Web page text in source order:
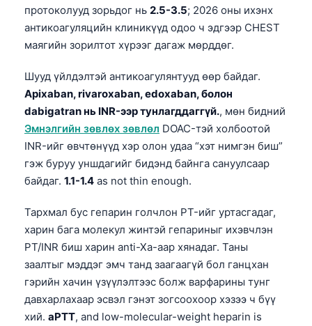
протоколууд зорьдог нь 2.5-3.5; 2026 оны ихэнх
антикоагуляцийн клиникүүд одоо ч эдгээр CHEST
маягийн зорилтот хүрээг дагаж мөрддөг.
Шууд үйлдэлтэй антикоагулянтууд өөр байдаг.
Apixaban, rivaroxaban, edoxaban, болон
dabigatran нь INR-ээр тунлагддаггүй., мөн бидний
Эмнэлгийн зөвлөх зөвлөл DOAC-тэй холбоотой
INR-ийг өвчтөнүүд хэр олон удаа “хэт нимгэн биш”
гэж буруу уншдагийг бидэнд байнга сануулсаар
байдаг. 1.1-1.4 as not thin enough.
Тархмал бус гепарин голчлон PT-ийг уртасгадаг,
харин бага молекул жинтэй гепариныг ихэвчлэн
PT/INR биш харин anti-Xa-аар хянадаг. Таны
заалтыг мэддэг эмч танд заагаагүй бол ганцхан
гэрийн хачин үзүүлэлтээс болж варфарины тунг
давхарлахаар эсвэл гэнэт зогсоохоор хэзээ ч бүү
хий. aPTT, and low-molecular-weight heparin is
ພາສາລາວ
Basa Jawa
Cebuano
ئۇيغۇرچە
Кыргызча
Беларуская мова
Esperanto
Frysk
Ślōnskŏ gŏdka
Norsk bokmål